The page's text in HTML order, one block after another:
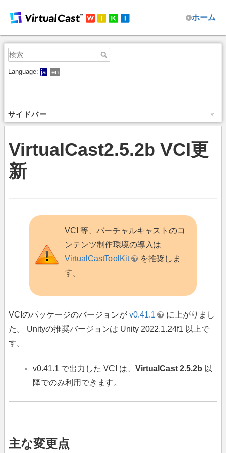
ホーム
Language: ja en
サイドバー
VirtualCast2.5.2b VCI更
新
VCI 等、バーチャルキャストのコ
ンテンツ制作環境の導入は
VirtualCastToolKit
を推奨しま
す。
VCIのパッケージのバージョンが v0.41.1
に上がりまし
た。 Unityの推奨バージョンは Unity 2022.1.24f1 以上で
す。
v0.41.1 で出力した VCI は、 VirtualCast 2.5.2b 以
降でのみ利用できます。
主な変更点